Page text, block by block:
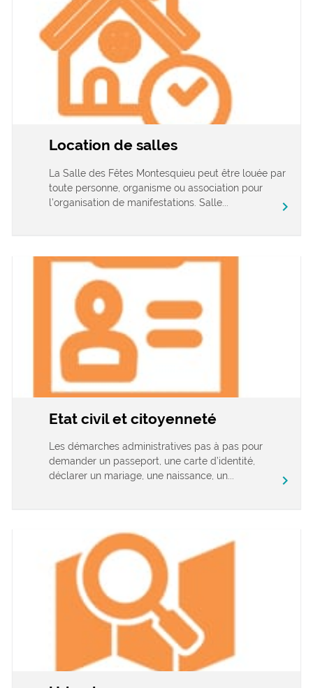
Location de salles
La Salle des Fêtes Montesquieu peut être louée par
toute personne, organisme ou association pour
l’organisation de manifestations. Salle...
chevron_right
Etat civil et citoyenneté
Les démarches administratives pas à pas pour
demander un passeport, une carte d’identité,
déclarer un mariage, une naissance, un...
chevron_right